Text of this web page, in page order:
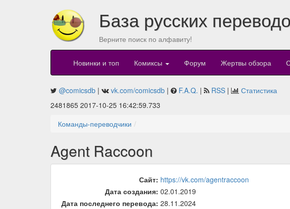
База русских
Верните поиск по алфавиту!
Новинки и топ Комиксы Форум Жертвы обзора
@comicsdb | vk.com/comicsdb | F.A.Q. | RSS |
Статистика
2481865 2017-10-25 16:42:59.733
Команды-переводчики
Agent Raccoon
Сайт: https://vk.com/agentraccoon
Дата создания: 02.01.2019
Дата последнего перевода: 28.11.2024